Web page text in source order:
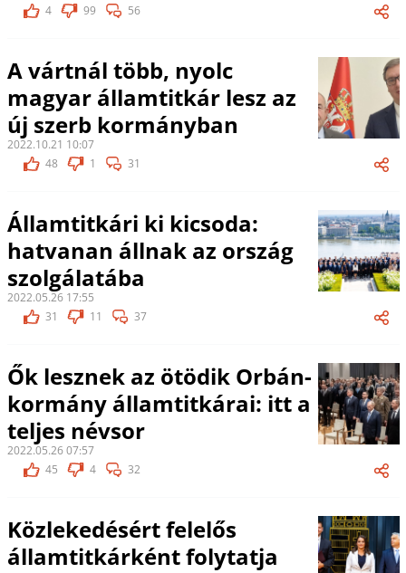
4
99 56
A vártnál több, nyolc
magyar államtitkár lesz az
új szerb kormányban
2022.10.21 10:07
48
1 31
Államtitkári ki kicsoda:
hatvanan állnak az ország
szolgálatába
2022.05.26 17:55
31
11 37
Ők lesznek az ötödik Orbán-
kormány államtitkárai: itt a
teljes névsor
2022.05.26 07:57
45
4 32
Közlekedésért felelős
államtitkárként folytatja